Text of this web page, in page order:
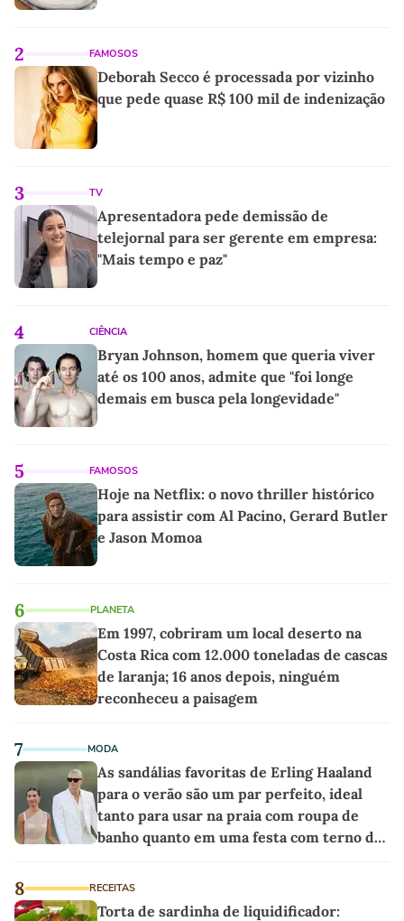
2 FAMOSOS
Deborah Secco é processada por vizinho
que pede quase R$ 100 mil de indenização
3 TV
Apresentadora pede demissão de
telejornal para ser gerente em empresa:
"Mais tempo e paz"
4 CIÊNCIA
Bryan Johnson, homem que queria viver
até os 100 anos, admite que "foi longe
demais em busca pela longevidade"
5 FAMOSOS
Hoje na Netflix: o novo thriller histórico
para assistir com Al Pacino, Gerard Butler
e Jason Momoa
6 PLANETA
Em 1997, cobriram um local deserto na
Costa Rica com 12.000 toneladas de cascas
de laranja; 16 anos depois, ninguém
reconheceu a paisagem
7 MODA
As sandálias favoritas de Erling Haaland
para o verão são um par perfeito, ideal
tanto para usar na praia com roupa de
banho quanto em uma festa com terno de
8 RECEITAS
Torta de sardinha de liquidificador: